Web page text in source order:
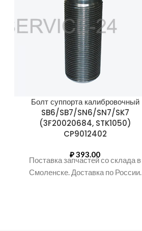
Болт суппорта калибровочный
SB6/SB7/SN6/SN7/SK7
(3F20020684, STK1050)
CP9012402
₽393.00
Поставка запчастей со склада в
Смоленске. Доставка по России.